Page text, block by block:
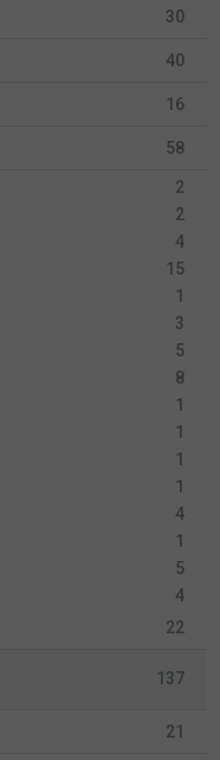
30
40
16
58
2
2
4
15
1
3
5
8
1
1
1
1
4
1
5
4
22
137
21